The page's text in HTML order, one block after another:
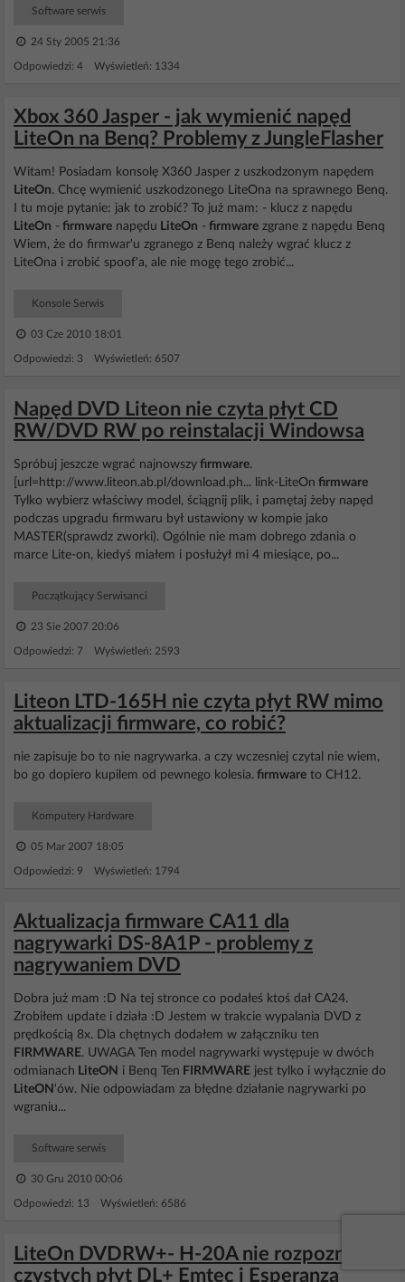
Software serwis
24 Sty 2005 21:36
Odpowiedzi: 4 Wyświetleń: 1334
Xbox 360 Jasper - jak wymienić napęd
LiteOn na Benq? Problemy z JungleFlasher
Witam! Posiadam konsolę X360 Jasper z uszkodzonym napędem
LiteOn. Chcę wymienić uszkodzonego LiteOna na sprawnego Benq.
I tu moje pytanie: jak to zrobić? To już mam: - klucz z napędu
LiteOn - firmware napędu LiteOn - firmware zgrane z napędu Benq
Wiem, że do firmwar'u zgranego z Benq należy wgrać klucz z
LiteOna i zrobić spoof'a, ale nie mogę tego zrobić...
Konsole Serwis
03 Cze 2010 18:01
Odpowiedzi: 3 Wyświetleń: 6507
Napęd DVD Liteon nie czyta płyt CD
RW/DVD RW po reinstalacji Windowsa
Spróbuj jeszcze wgrać najnowszy firmware.
[url=http://www.liteon.ab.pl/download.ph... link-LiteOn firmware
Tylko wybierz właściwy model, ściągnij plik, i pamętaj żeby napęd
podczas upgradu firmwaru był ustawiony w kompie jako
MASTER(sprawdz zworki). Ogólnie nie mam dobrego zdania o
marce Lite-on, kiedyś miałem i posłużył mi 4 miesiące, po...
Początkujący Serwisanci
23 Sie 2007 20:06
Odpowiedzi: 7 Wyświetleń: 2593
Liteon LTD-165H nie czyta płyt RW mimo
aktualizacji firmware, co robić?
nie zapisuje bo to nie nagrywarka. a czy wczesniej czytal nie wiem,
bo go dopiero kupilem od pewnego kolesia. firmware to CH12.
Komputery Hardware
05 Mar 2007 18:05
Odpowiedzi: 9 Wyświetleń: 1794
Aktualizacja firmware CA11 dla
nagrywarki DS-8A1P - problemy z
nagrywaniem DVD
Dobra już mam :D Na tej stronce co podałeś ktoś dał CA24.
Zrobiłem update i działa :D Jestem w trakcie wypalania DVD z
prędkością 8x. Dla chętnych dodałem w załączniku ten
FIRMWARE. UWAGA Ten model nagrywarki występuje w dwóch
odmianach LiteON i Benq Ten FIRMWARE jest tylko i wyłącznie do
LiteON 'ów. Nie odpowiadam za błędne działanie nagrywarki po
wgraniu...
Software serwis
30 Gru 2010 00:06
Odpowiedzi: 13 Wyświetleń: 6586
LiteOn DVDRW+- H-20A nie rozpoznaje
czystych płyt DL+ Emtec i Esperanza